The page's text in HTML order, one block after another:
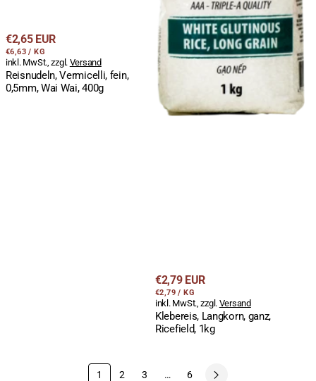
Regulärer
Preis
€2,65 EUR
STÜCKPREIS
€6,63 / PRO
KG
inkl. MwSt., zzgl. Versand
Reisnudeln, Vermicelli, fein,
0,5mm, Wai Wai, 400g
Regulärer
Preis
€2,79 EUR
STÜCKPREIS
€2,79 / PRO
KG
inkl. MwSt., zzgl. Versand
Klebereis, Langkorn, ganz,
Ricefield, 1kg
1 2 3 … 6